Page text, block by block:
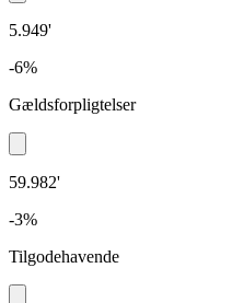
5.949'
-6%
Gældsforpligtelser
59.982'
-3%
Tilgodehavende